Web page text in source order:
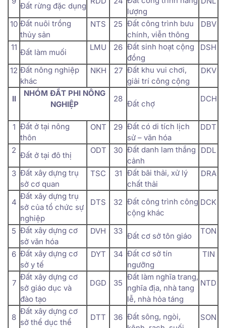
Đất rừng đặc dụng
lượng
10 Đất nuôi trồng
thủy sản
NTS 25 Đất công trình bưu
chính, viễn thông
DBV
11
Đất làm muối
LMU 26 Đất sinh hoạt cộng
đồng
DSH
12 Đất nông nghiệp
khác
NKH 27 Đất khu vui chơi,
giải trí công cộng
DKV
II
NHÓM ĐẤT PHI NÔNG
NGHIỆP
28
Đất chợ
DCH
1 Đất ở tại nông
thôn
ONT 29 Đất có di tích lịch
sử – văn hóa
DDT
2
Đất ở tại đô thị
ODT 30 Đất danh lam thắng
cảnh
DDL
3 Đất xây dựng trụ
sở cơ quan
TSC 31 Đất bãi thải, xử lý
chất thải
DRA
4
Đất xây dựng trụ
sở của tổ chức sự
nghiệp
DTS 32 Đất công trình công
cộng khác
DCK
5 Đất xây dựng cơ
sở văn hóa
DVH 33
Đất cơ sở tôn giáo
TON
6 Đất xây dựng cơ
sở y tế
DYT 34 Đất cơ sở tín
ngưỡng
TIN
7
Đất xây dựng cơ
sở giáo dục và
đào tạo
DGD 35
Đất làm nghĩa trang,
nghĩa địa, nhà tang
lễ, nhà hỏa táng
NTD
8
Đất xây dựng cơ
sở thể dục thể
DTT 36 Đất sông, ngòi,
SON